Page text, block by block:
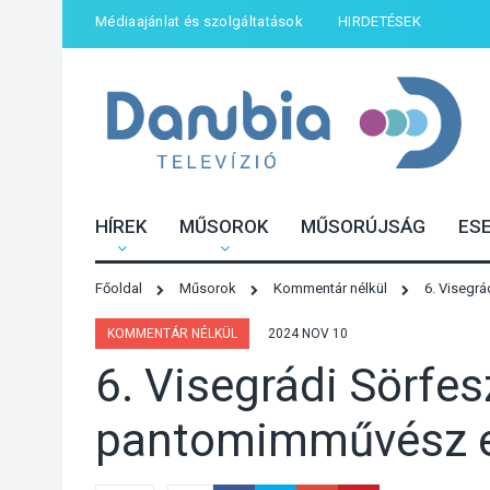
Médiaajánlat és szolgáltatások HIRDETÉSEK
HÍREK MŰSOROK MŰSORÚJSÁG
Főoldal Műsorok Kommentár nélkül 6.
KOMMENTÁR NÉLKÜL 2024 NOV 10
6. Visegrádi
pantomimművész